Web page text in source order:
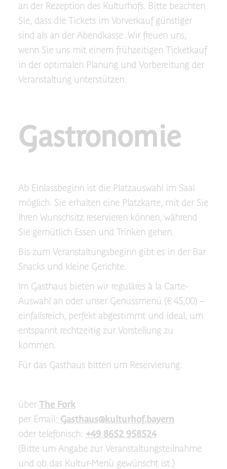
an der Rezeption des Kulturhofs. Bitte beachten
Sie, dass die Tickets im Vorverkauf günstiger
sind als an der Abendkasse. Wir freuen uns,
wenn Sie uns mit einem frühzeitigen Ticketkauf
in der optimalen Planung und Vorbereitung der
Veranstaltung unterstützen.
Gastronomie
Ab Einlassbeginn ist die Platzauswahl im Saal
möglich. Sie erhalten eine Platzkarte, mit der Sie
Ihren Wunschsitz reservieren können, während
Sie gemütlich Essen und Trinken gehen.
Bis zum Veranstaltungsbeginn gibt es in der Bar
Snacks und kleine Gerichte.
Im Gasthaus bieten wir reguläres à la Carte-
Auswahl an oder unser Genussmenü (€ 45,00) –
einfallsreich, perfekt abgestimmt und ideal, um
entspannt rechtzeitig zur Vorstellung zu
kommen.
Für das Gasthaus bitten um Reservierung:
über The Fork
per Email: Gasthaus@kulturhof.bayern
oder telefonisch: +49 8652 958524
(Bitte um Angabe zur Veranstaltungsteilnahme
und ob das Kultur-Menü gewünscht ist.)